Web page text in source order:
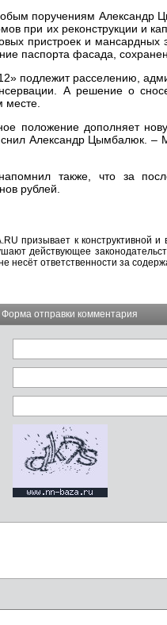
поручениям Александр
при их реконструкции и
пристроек и
паспорта фасада,
подлежит расселению,
А решение о
месте.
положение дополняет
Александр Цымбалюк. –
также, что за
рублей.
призывает к конструктивной
действующее
несёт ответственности за
Форма отправки комментария